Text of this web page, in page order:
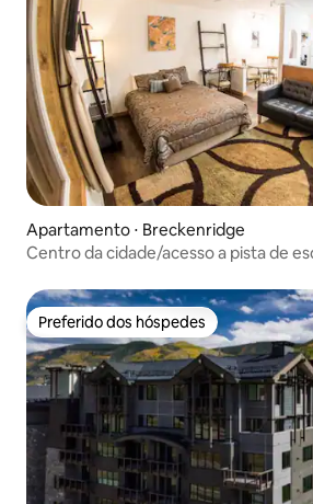
Apartamento ⋅ Breckenridge
Centro da cidade/acesso a pista de
Preferido dos hóspedes
Preferido dos hóspedes